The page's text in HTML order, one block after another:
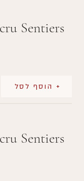
cru Sentiers
+ הוסף לסל
cru Sentiers